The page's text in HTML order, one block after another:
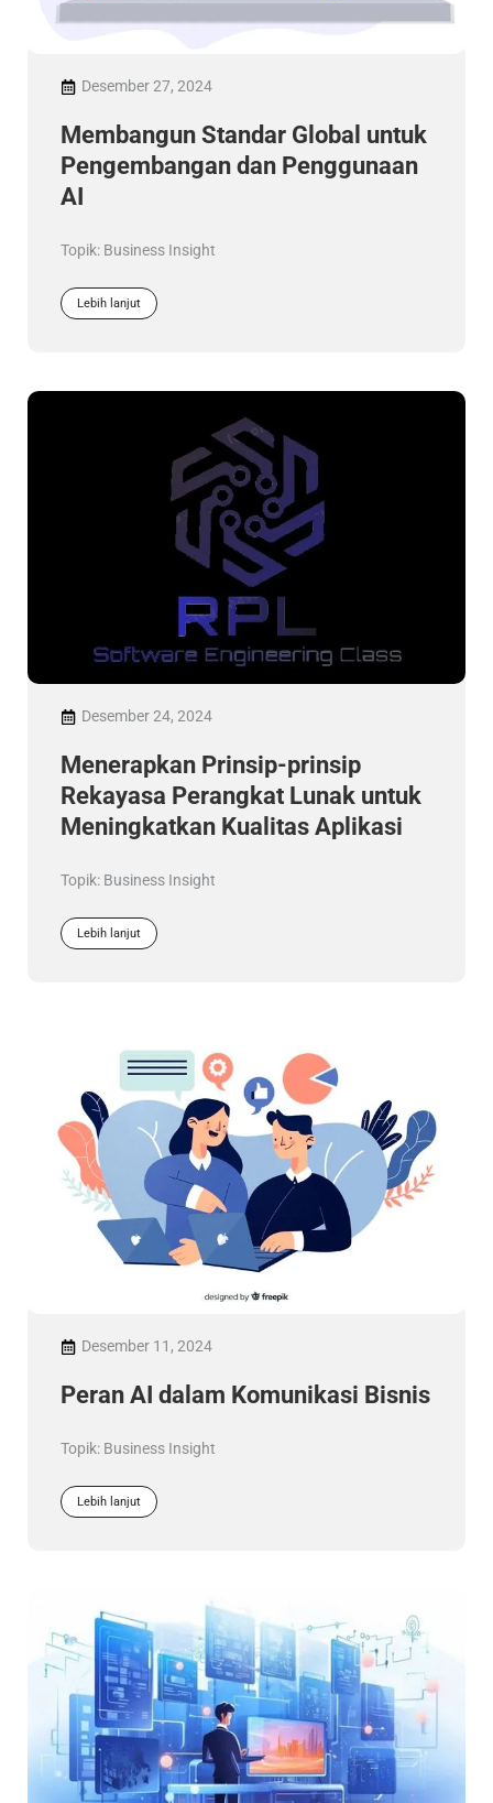
Desember 27, 2024
Membangun Standar Global untuk
Pengembangan dan Penggunaan
AI
Topik: Business Insight
Lebih lanjut
Desember 24, 2024
Menerapkan Prinsip-prinsip
Rekayasa Perangkat Lunak untuk
Meningkatkan Kualitas Aplikasi
Topik: Business Insight
Lebih lanjut
Desember 11, 2024
Peran AI dalam Komunikasi Bisnis
Topik: Business Insight
Lebih lanjut